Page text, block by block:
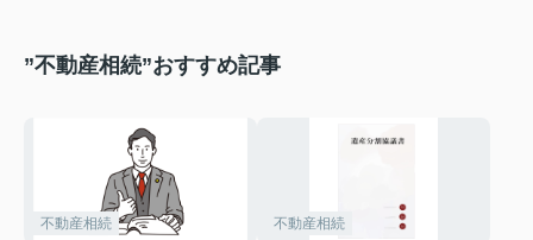
”不動産相続”おすすめ記事
不動産相続 不動産相続